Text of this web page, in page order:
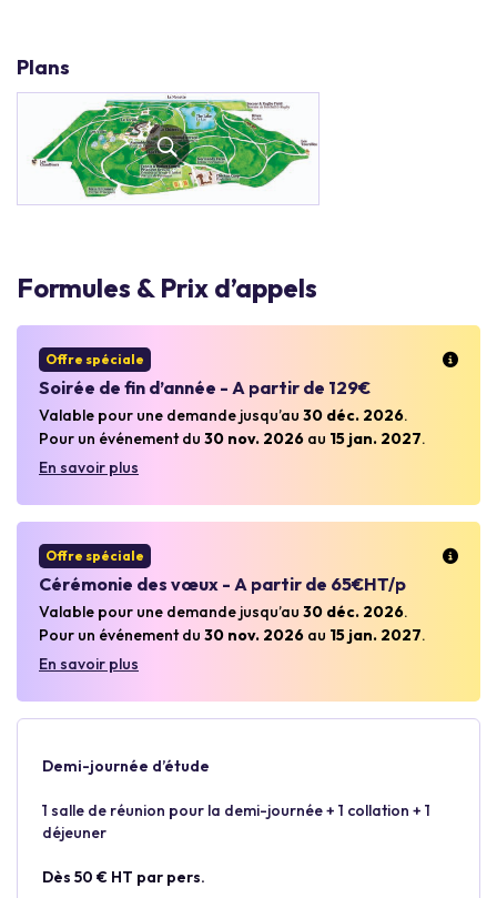
Plans
Formules & Prix d’appels
Offre spéciale
Soirée de fin d’année - A partir de 129€
Valable pour une demande jusqu’au 30 déc. 2026.
Pour un événement du 30 nov. 2026 au 15 jan. 2027.
En savoir plus
Offre spéciale
Cérémonie des vœux - A partir de 65€HT/p
Valable pour une demande jusqu’au 30 déc. 2026.
Pour un événement du 30 nov. 2026 au 15 jan. 2027.
En savoir plus
Demi-journée d’étude
1 salle de réunion pour la demi-journée + 1 collation + 1
déjeuner
Dès 50 € HT par pers.